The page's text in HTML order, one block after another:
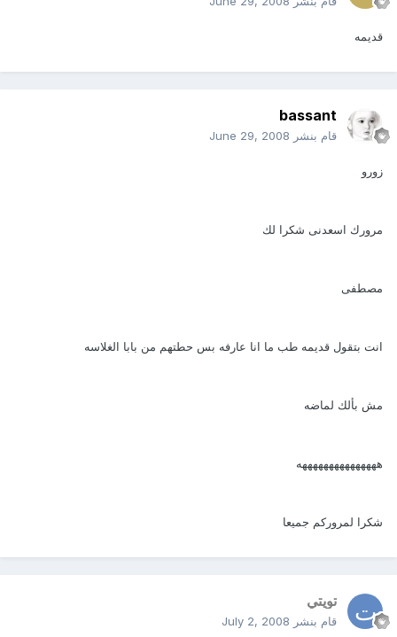
قديمه
bassant
قام بنشر June 29, 2008
زورو
مرورك اسعدنى شكرا لك
مصطفى
انت بتقول قديمه طب ما انا عارفه بس حطتهم من بابا الغلاسه
مش بألك لماضه
هههههههههههههههه
شكرا لمروركم جميعا
تويتي
قام بنشر July 2, 2008